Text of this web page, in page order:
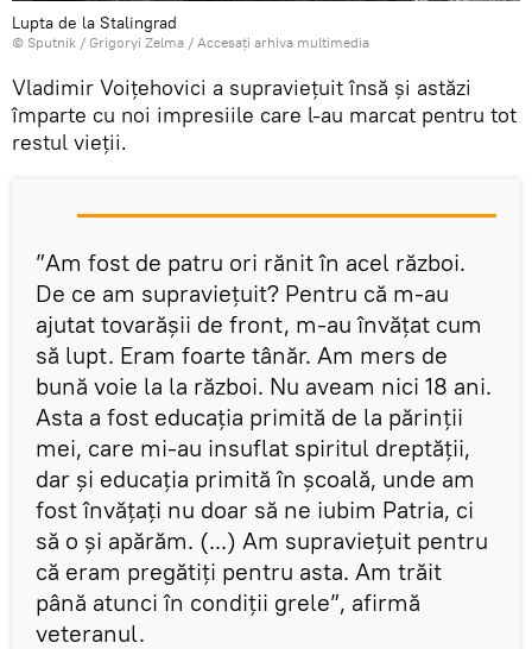
Lupta de la Stalingrad
© Sputnik / Grigoryi Zelma / Accesați arhiva multimedia
Vladimir Voițehovici a supraviețuit însă și astăzi
împarte cu noi impresiile care l-au marcat pentru tot
restul vieții.
”Am fost de patru ori rănit în acel război.
De ce am supraviețuit? Pentru că m-au
ajutat tovarășii de front, m-au învățat cum
să lupt. Eram foarte tânăr. Am mers de
bună voie la la război. Nu aveam nici 18 ani.
Asta a fost educația primită de la părinții
mei, care mi-au insuflat spiritul dreptății,
dar și educația primită în școală, unde am
fost învățați nu doar să ne iubim Patria, ci
să o și apărăm. (...) Am supraviețuit pentru
că eram pregătiți pentru asta. Am trăit
până atunci în condiții grele”, afirmă
veteranul.